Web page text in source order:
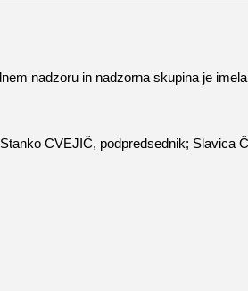
nadzoru in nadzorna skupina je
CVEJIČ, podpredsednik; Slavica